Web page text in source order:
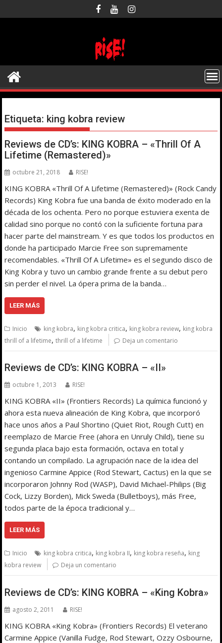
al
Etiqueta: king kobra review
Reviews de CD’s: KING KOBRA – «Thrill Of A
Lifetime (Remastered)»
octubre 21, 2018 RISE!
KING KOBRA «Thrill Of A Lifetime (Remastered)» (Rock Candy
Records) King Kobra fue una banda de éxito moderado en la
década de los ochenta. Pero no porque estuviera exenta de
calidad sino porque no contó con la suficiente fortuna para
hacer parte del mainstream. Y es que todos los productos en
donde ha participado Marcie Free son supremamente
recomendables. «Thrill Of A Lifetime» es el segundo disco de
King Kobra y tuvo un cambio grande frente a su debut pero
sin perder el nivel. La ópera prima de la banda…
LEER MÁS
Inicio king kobra, king kobra critica, king kobra review, king kobra
thrill of a lifetime,thrill of a lifetime Deja un comentario
Reviews de CD’s: KING KOBRA – «II»
octubre 1, 2013 RISE!
KING KOBRA «II» (Frontiers Records) La química funcionó y
ahora esta nueva alineación de King Kobra, que incorporó
hace unos años a Paul Shortino (Quiet Riot, Rough Cutt) en
reemplazo de Marcie Free (ahora en Unruly Child), tiene su
segunda placa bajo esta formación, octava en total y
contando un compilado. La agrupación nace de la idea del
ingenioso Carmine Appice (Rod Stewart, Cactus) en la que se
incorporaron Johnny Rod (WASP), David Michael-Philips (Big
Cock, Lizzy Borden), Mick Sweda (Bulletboys), más Free,
todos parte de la época tradicional y…
LEER MÁS
Inicio king kobra critica, king kobra II, king kobra reseña, king
kobra review
Deja un comentario
Reviews de CD’s: KING KOBRA – «King Kobra»
agosto 2, 2011 RISE!
KING KOBRA «King Kobra» (Frontiers Records) El veterano
Carmine Appice (Vanilla Fudge, Rod Stewart, Ozzy Osbourne,